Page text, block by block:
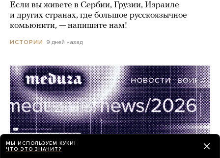
Если вы живете в Сербии, Грузии, Израиле
и других странах, где большое русскоязычное
комьюнити, — напишите нам!
ИСТОРИИ 9 дней назад
МЫ ИСПОЛЬЗУЕМ КУКИ!
ЧТО ЭТО ЗНАЧИТ?